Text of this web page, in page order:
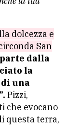
dolcezza e
San
dalla
la
una
Pizzi,
che evocano
questa terra,